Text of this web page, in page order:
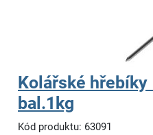
Kolářské hřebíky
bal.1kg
Kód produktu: 63091